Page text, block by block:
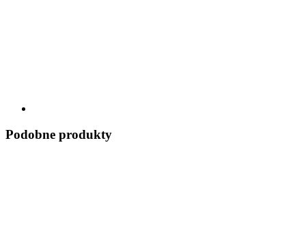
Podobne produkty